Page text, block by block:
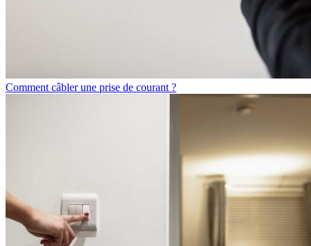
Comment câbler une prise de courant ?